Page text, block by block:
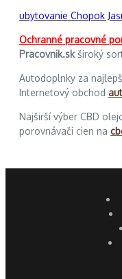
ubytovanie Chopok
Ochranné pracovné
Pracovnik.skširoký
Autodoplnky za
Internetový obchod
Najširší výber CBD
porovnávači cien na